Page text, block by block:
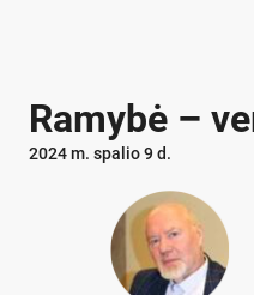
Ramybė –
2024 m. spalio 9 d.